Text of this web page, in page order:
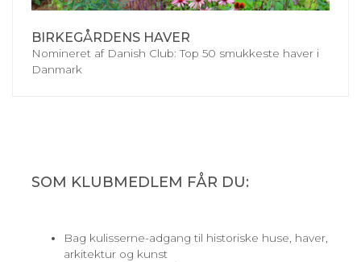
BIRKEGÅRDENS HAVER
Nomineret af Danish Club: Top 50 smukkeste haver i
Danmark
SOM KLUBMEDLEM FÅR DU:
Bag kulisserne-adgang til historiske huse, haver,
arkitektur og kunst